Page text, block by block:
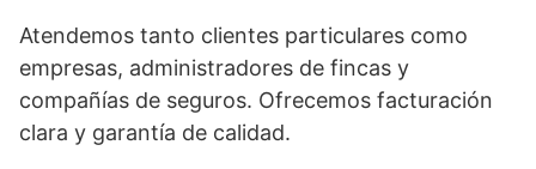
Atendemos tanto clientes particulares como
empresas, administradores de fincas y
compañías de seguros. Ofrecemos facturación
clara y garantía de calidad.